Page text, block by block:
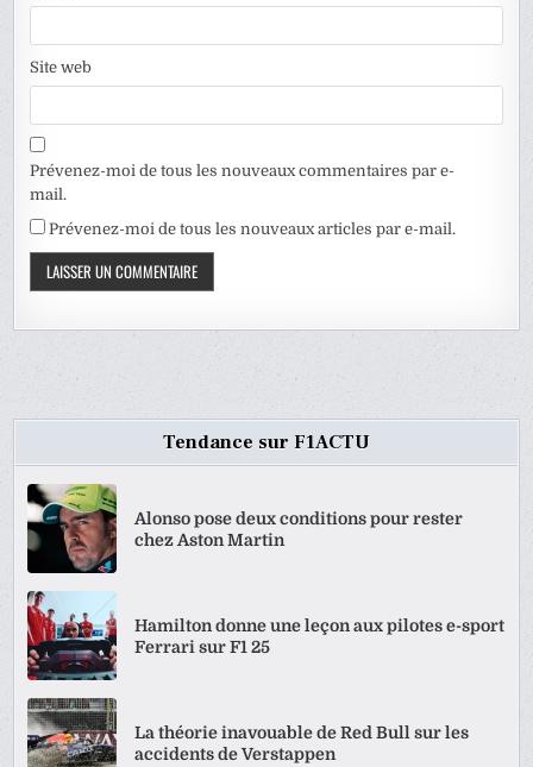
Site web
Prévenez-moi de tous les nouveaux commentaires par e-
mail.
Prévenez-moi de tous les nouveaux articles par e-mail.
Tendance sur F1ACTU
Alonso pose deux conditions pour rester
chez Aston Martin
Hamilton donne une leçon aux pilotes e-sport
Ferrari sur F1 25
La théorie inavouable de Red Bull sur les
accidents de Verstappen